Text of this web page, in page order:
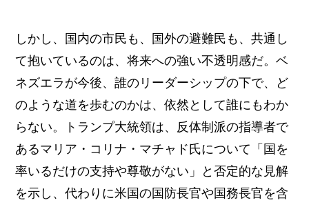
しかし、国内の市民も、国外の避難民も、共通し
て抱いているのは、将来への強い不透明感だ。ベ
ネズエラが今後、誰のリーダーシップの下で、ど
のような道を歩むのかは、依然として誰にもわか
らない。トランプ大統領は、反体制派の指導者で
あるマリア・コリナ・マチャド氏について「国を
率いるだけの支持や尊敬がない」と否定的な見解
を示し、代わりに米国の国防長官や国務長官を含